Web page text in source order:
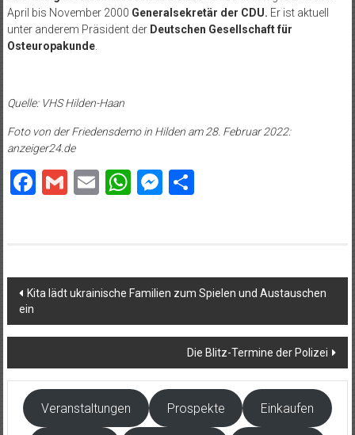
April bis November 2000 Generalsekretär der CDU. Er ist aktuell
unter anderem Präsident der Deutschen Gesellschaft für
Osteuropakunde.
Quelle: VHS Hilden-Haan
Foto von der Friedensdemo in Hilden am 28. Februar 2022:
anzeiger24.de
Facebook
Gmail
EmailWhatsApp
Messenger
Teilen
Beitragsnavigation
Kita lädt ukrainische Familien zum Spielen und Austauschen
ein
Die Blitz-Termine der Polizei
Veranstaltungen Prospekte Einkaufen